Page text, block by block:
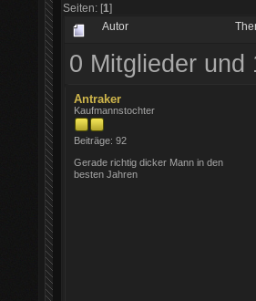
Seiten: [1]
Autor
0 Mitglieder
Antraker
Kaufmannstochter
Beiträge: 92
Gerade richtig dicker Mann in den
besten Jahren